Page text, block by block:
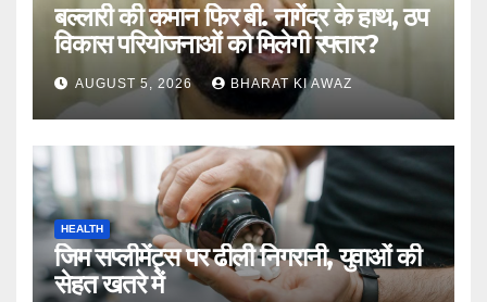
बल्लारी की कमान फिर बी. नागेंद्र के हाथ, ठप
विकास परियोजनाओं को मिलेगी रफ्तार?
AUGUST 5, 2026 BHARAT KI AWAZ
HEALTH
जिम सप्लीमेंट्स पर ढीली निगरानी, युवाओं की
सेहत खतरे में